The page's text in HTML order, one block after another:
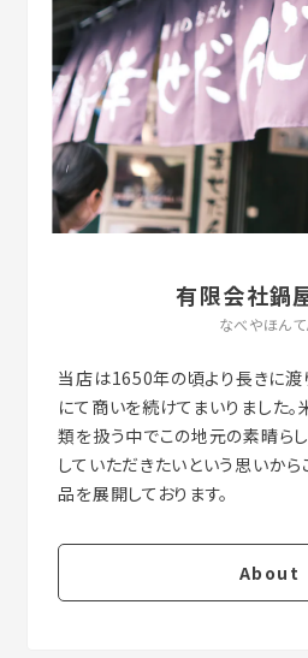
有限会社鍋
なべやほんて
当店は1650年の頃より長きに渡
にて商いを続けてまいりました
類を扱う中でこの地元の素晴ら
していただきたいという思いか
About